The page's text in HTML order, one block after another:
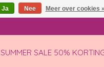
SUMMER SALE 50%
Ja Nee Meer over cookies »